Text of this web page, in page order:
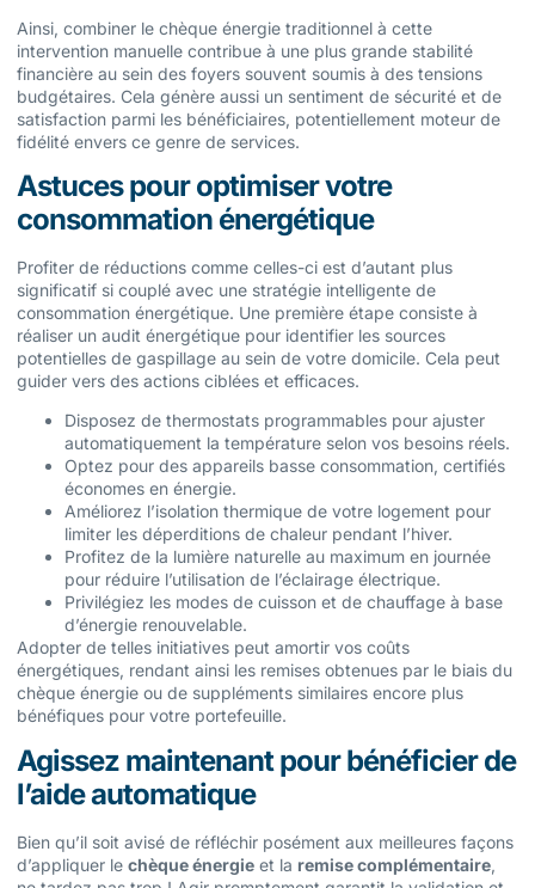
Ainsi, combiner le chèque énergie traditionnel à cette
intervention manuelle contribue à une plus grande stabilité
financière au sein des foyers souvent soumis à des tensions
budgétaires. Cela génère aussi un sentiment de sécurité et de
satisfaction parmi les bénéficiaires, potentiellement moteur de
fidélité envers ce genre de services.
Astuces pour optimiser votre
consommation énergétique
Profiter de réductions comme celles-ci est d’autant plus
significatif si couplé avec une stratégie intelligente de
consommation énergétique. Une première étape consiste à
réaliser un audit énergétique pour identifier les sources
potentielles de gaspillage au sein de votre domicile. Cela peut
guider vers des actions ciblées et efficaces.
Disposez de thermostats programmables pour ajuster
automatiquement la température selon vos besoins réels.
Optez pour des appareils basse consommation, certifiés
économes en énergie.
Améliorez l’isolation thermique de votre logement pour
limiter les déperditions de chaleur pendant l’hiver.
Profitez de la lumière naturelle au maximum en journée
pour réduire l’utilisation de l’éclairage électrique.
Privilégiez les modes de cuisson et de chauffage à base
d’énergie renouvelable.
Adopter de telles initiatives peut amortir vos coûts
énergétiques, rendant ainsi les remises obtenues par le biais du
chèque énergie ou de suppléments similaires encore plus
bénéfiques pour votre portefeuille.
Agissez maintenant pour bénéficier de
l’aide automatique
Bien qu’il soit avisé de réfléchir posément aux meilleures façons
d’appliquer le chèque énergie et la remise complémentaire,